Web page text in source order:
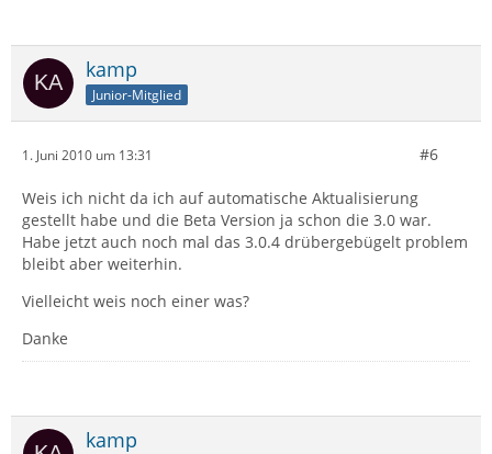
kamp
Junior-Mitglied
1. Juni 2010 um 13:31 #6
Weis ich nicht da ich auf automatische Aktualisierung
gestellt habe und die Beta Version ja schon die 3.0 war.
Habe jetzt auch noch mal das 3.0.4 drübergebügelt problem
bleibt aber weiterhin.
Vielleicht weis noch einer was?
Danke
kamp